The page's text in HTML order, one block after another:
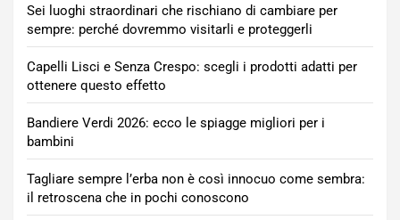
Sei luoghi straordinari che rischiano di cambiare per
sempre: perché dovremmo visitarli e proteggerli
Capelli Lisci e Senza Crespo: scegli i prodotti adatti per
ottenere questo effetto
Bandiere Verdi 2026: ecco le spiagge migliori per i
bambini
Tagliare sempre l’erba non è così innocuo come sembra:
il retroscena che in pochi conoscono